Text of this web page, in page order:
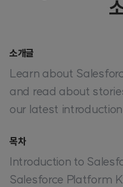
소개글
Learn about
and read about
our latest
목차
Introduction to
Salesforce Platform